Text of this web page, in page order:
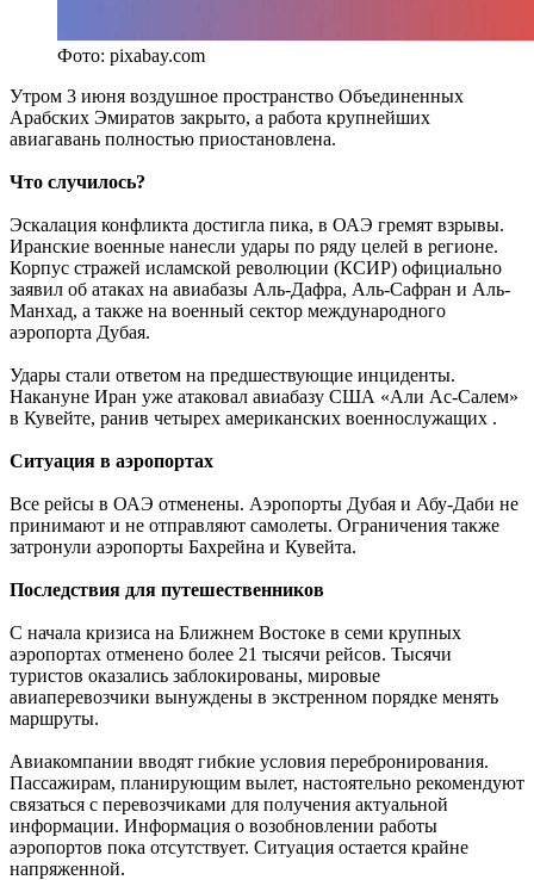
Фото: pixabay.com
Утром 3 июня воздушное пространство Объединенных
Арабских Эмиратов закрыто, а работа крупнейших
авиагавань полностью приостановлена.
Что случилось?
Эскалация конфликта достигла пика, в ОАЭ гремят взрывы.
Иранские военные нанесли удары по ряду целей в регионе.
Корпус стражей исламской революции (КСИР) официально
заявил об атаках на авиабазы Аль-Дафра, Аль-Сафран и Аль-
Манхад, а также на военный сектор международного
аэропорта Дубая.
Удары стали ответом на предшествующие инциденты.
Накануне Иран уже атаковал авиабазу США «Али Ас-Салем»
в Кувейте, ранив четырех американских военнослужащих .
Ситуация в аэропортах
Все рейсы в ОАЭ отменены. Аэропорты Дубая и Абу-Даби не
принимают и не отправляют самолеты. Ограничения также
затронули аэропорты Бахрейна и Кувейта.
Последствия для путешественников
С начала кризиса на Ближнем Востоке в семи крупных
аэропортах отменено более 21 тысячи рейсов. Тысячи
туристов оказались заблокированы, мировые
авиаперевозчики вынуждены в экстренном порядке менять
маршруты.
Авиакомпании вводят гибкие условия перебронирования.
Пассажирам, планирующим вылет, настоятельно рекомендуют
связаться с перевозчиками для получения актуальной
информации. Информация о возобновлении работы
аэропортов пока отсутствует. Ситуация остается крайне
напряженной.